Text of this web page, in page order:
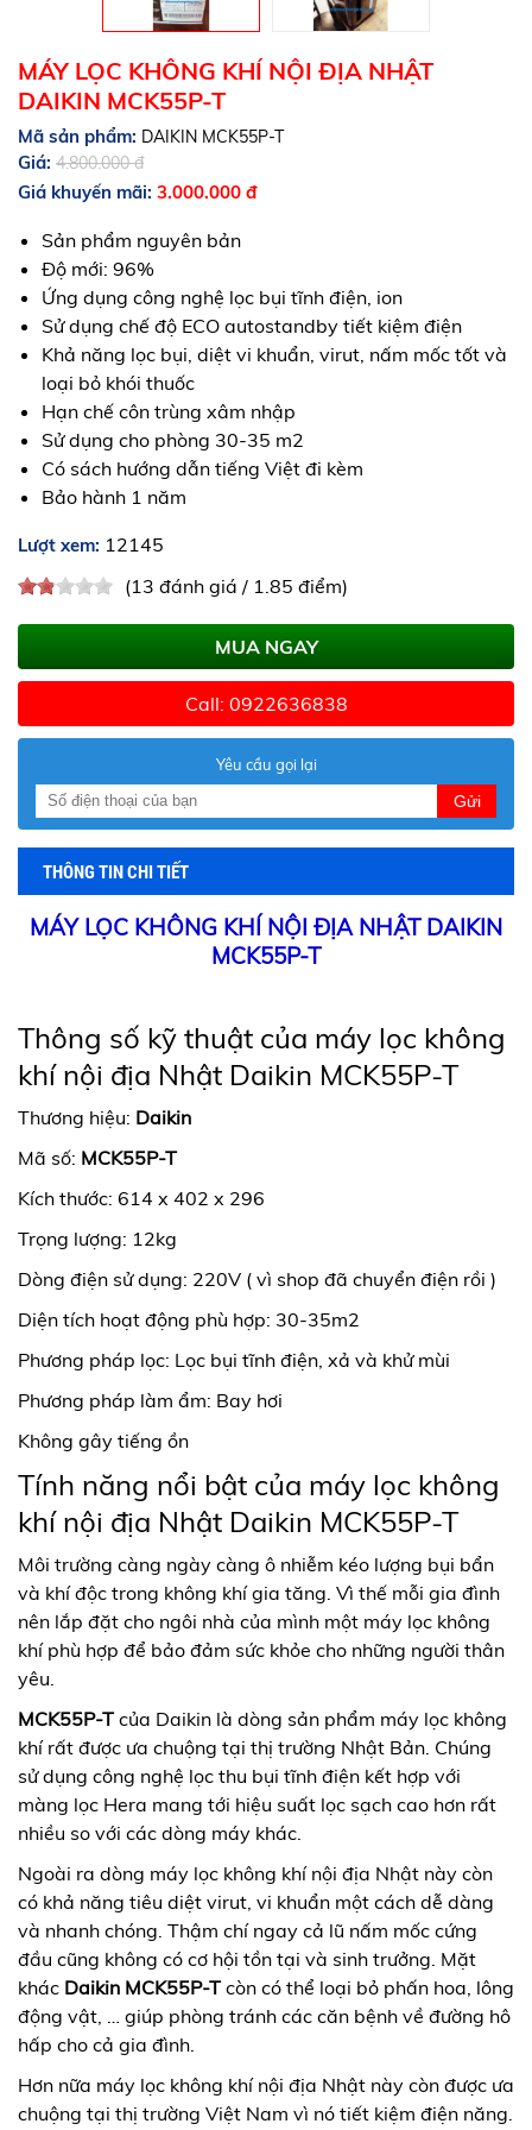
MÁY LỌC KHÔNG KHÍ NỘI ĐỊA NHẬT
DAIKIN MCK55P-T
Mã sản phẩm: DAIKIN MCK55P-T
Giá: 4.800.000 đ
Giá khuyến mãi: 3.000.000 đ
Sản phẩm nguyên bản
Độ mới: 96%
Ứng dụng công nghệ lọc bụi tĩnh điện, ion
Sử dụng chế độ ECO autostandby tiết kiệm điện
Khả năng lọc bụi, diệt vi khuẩn, virut, nấm mốc tốt và
loại bỏ khói thuốc
Hạn chế côn trùng xâm nhập
Sử dụng cho phòng 30-35 m2
Có sách hướng dẫn tiếng Việt đi kèm
Bảo hành 1 năm
Lượt xem: 12145
(13 đánh giá / 1.85 điểm)
MUA NGAY
Call: 0922636838
Yêu cầu gọi lại
Gửi
THÔNG TIN CHI TIẾT
MÁY LỌC KHÔNG KHÍ NỘI ĐỊA NHẬT DAIKIN
MCK55P-T
Thông số kỹ thuật của máy lọc không
khí nội địa Nhật Daikin MCK55P-T
Thương hiệu: Daikin
Mã số: MCK55P-T
Kích thước: 614 x 402 x 296
Trọng lượng: 12kg
Dòng điện sử dụng: 220V ( vì shop đã chuyển điện rồi )
Diện tích hoạt động phù hợp: 30-35m2
Phương pháp lọc: Lọc bụi tĩnh điện, xả và khử mùi
Phương pháp làm ẩm: Bay hơi
Không gây tiếng ồn
Tính năng nổi bật của máy lọc không
khí nội địa Nhật Daikin MCK55P-T
Môi trường càng ngày càng ô nhiễm kéo lượng bụi bẩn
và khí độc trong không khí gia tăng. Vì thế mỗi gia đình
nên lắp đặt cho ngôi nhà của mình một máy lọc không
khí phù hợp để bảo đảm sức khỏe cho những người thân
yêu.
MCK55P-Tcủa Daikin là dòng sản phẩm máy lọc không
khí rất được ưa chuộng tại thị trường Nhật Bản. Chúng
sử dụng công nghệ lọc thu bụi tĩnh điện kết hợp với
màng lọc Hera mang tới hiệu suất lọc sạch cao hơn rất
nhiều so với các dòng máy khác.
Ngoài ra dòng máy lọc không khí nội địa Nhật này còn
có khả năng tiêu diệt virut, vi khuẩn một cách dễ dàng
và nhanh chóng. Thậm chí ngay cả lũ nấm mốc cứng
đầu cũng không có cơ hội tồn tại và sinh trưởng. Mặt
khác Daikin MCK55P-Tcòn có thể loại bỏ phấn hoa, lông
động vật, … giúp phòng tránh các căn bệnh về đường hô
hấp cho cả gia đình.
Hơn nữa máy lọc không khí nội địa Nhật này còn được ưa
chuộng tại thị trường Việt Nam vì nó tiết kiệm điện năng.